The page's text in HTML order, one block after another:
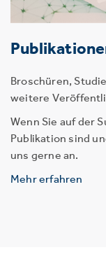
Broschüren,
weitere
Wenn Sie auf der
Publikation sind
uns gerne an.
Mehr erfahren